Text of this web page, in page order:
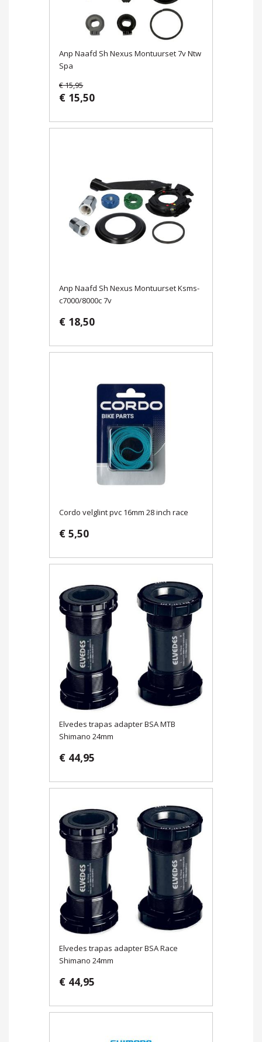
Anp Naafd Sh Nexus Montuurset 7v Ntw
Spa
€ 15,95
€ 15,50
Anp Naafd Sh Nexus Montuurset Ksms-
c7000/8000c 7v
€ 18,50
Cordo velglint pvc 16mm 28 inch race
€ 5,50
Elvedes trapas adapter BSA MTB
Shimano 24mm
€ 44,95
Elvedes trapas adapter BSA Race
Shimano 24mm
€ 44,95